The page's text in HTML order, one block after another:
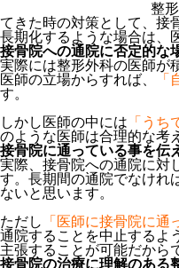
整
てきた時の対策として、接
長期化するような場合は、
接骨院への通院に否定的な
実際には整形外科の医師が
医師の立場からすれば、
す。
しかし医師の中には 「う
のような医師は合理的な考
接骨院に通っている事を伝
実際、接骨院への通院に対
す。長期間の通院でなけれ
ないと思います。
ただし
「医師に接骨院に通
通院することを中止するよ
主張することが可能だから
接骨院の治療に理解のある